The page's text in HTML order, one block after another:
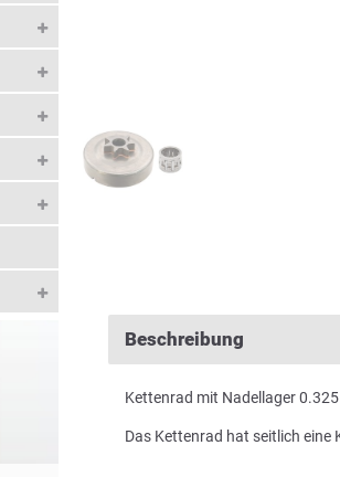
Beschreibung
Kettenrad mit Nadellager
Das Kettenrad hat seitlich eine